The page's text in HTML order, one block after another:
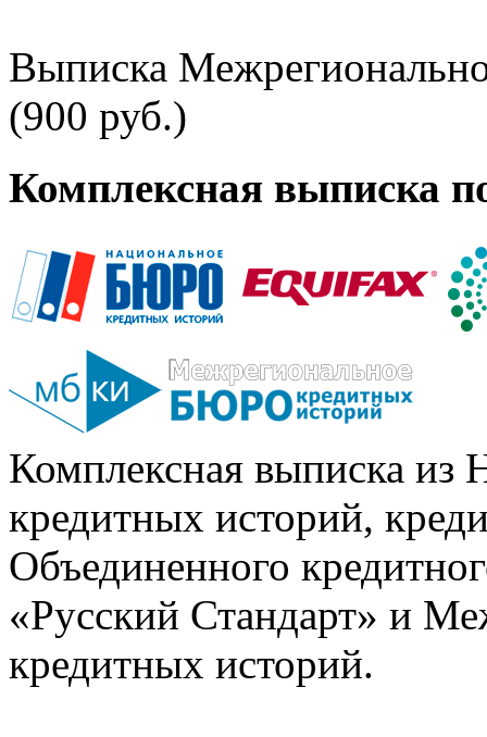
Выписка
(900 руб.)
Комплексная выписка
Комплексная выписка из
кредитных историй,
Объединенного
«Русский Стандарт» и
кредитных историй.